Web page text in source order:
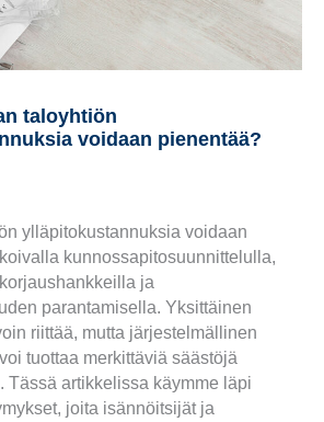
taloyhtiön
voidaan pienentää?
ylläpitokustannuksia voidaan
kunnossapitosuunnittelulla,
ja
parantamisella. Yksittäinen
riittää, mutta järjestelmällinen
tuottaa merkittäviä säästöjä
Tässä artikkelissa käymme läpi
joita isännöitsijät ja